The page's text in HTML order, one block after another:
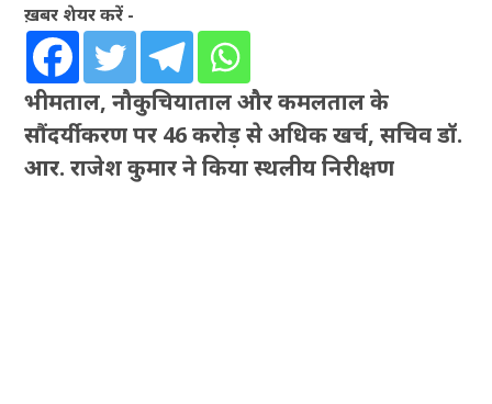
ख़बर शेयर करें -
भीमताल, नौकुचियाताल और कमलताल के
सौंदर्यीकरण पर 46 करोड़ से अधिक खर्च, सचिव डॉ.
आर. राजेश कुमार ने किया स्थलीय निरीक्षण